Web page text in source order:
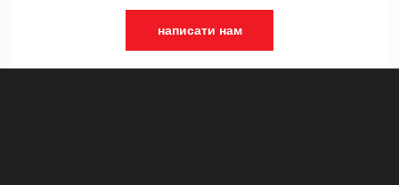
написати нам